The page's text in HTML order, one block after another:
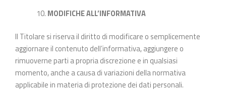
MODIFICHE ALL’INFORMATIVA
Il Titolare si riserva il diritto di modificare o semplicemente
aggiornare il contenuto dell’informativa, aggiungere o
rimuoverne parti a propria discrezione e in qualsiasi
momento, anche a causa di variazioni della normativa
applicabile in materia di protezione dei dati personali.